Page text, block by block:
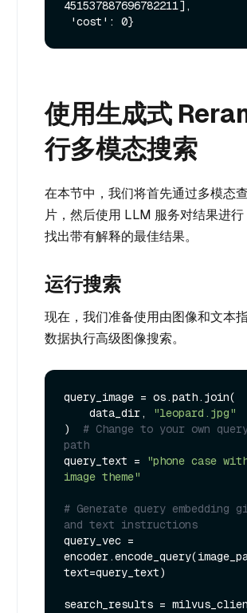
451537887696782211],
使用生成式
行多模态搜索
在本节中，我们将首先通过多模态
片，然后使用 LLM 服务对结果进
找出带有解释的最佳结果。
运行搜索
现在，我们准备使用由图像和文本
数据执行高级图像搜索。
query_image = os.path.join(
    data_dir,
"leopard.jpg"
) # Change to your own
path
query_text =
"phone case
image theme"
# Generate query embedding
and text instructions
query_vec =
text=query_text)
search_results =